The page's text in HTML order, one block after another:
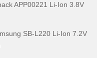
APP00221 Li-Ion 3.8V
SB-L220 Li-Ion 7.2V